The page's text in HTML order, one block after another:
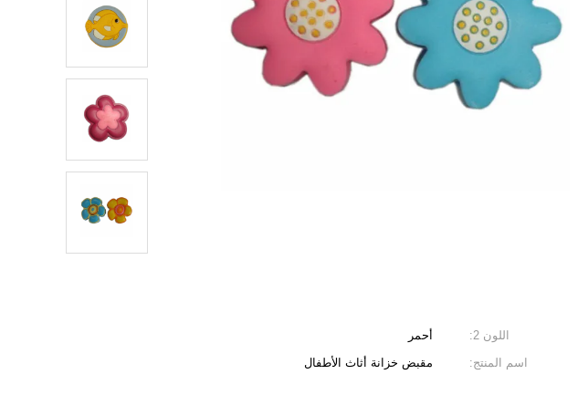
اللون 2:
أحمر
اسم المنتج:
مقبض خزانة أثاث الأطفال